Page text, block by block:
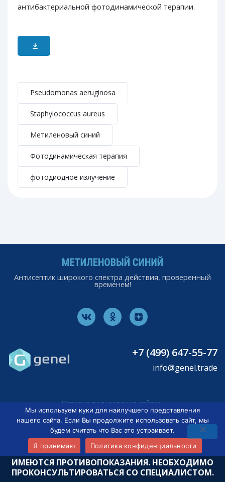
антибактериальной фотодинамической терапии.
Pseudomonas aeruginosa
Staphylococcus aureus
Метиленовый синий
Фотодинамическая терапия
фотодиодное излучение
Антисептик широкого спектра действия, проверенный
временем!
n
o
k
i
i
n
k
+7 (499) 647-55-77
info@genel.trade
© 2026 Genel
Условия пользования сайтом
Политика конфиденциальности
ИМЕЮТСЯ ПРОТИВОПОКАЗАНИЯ. НЕОБХОДИМО
ПРОКОНСУЛЬТИРОВАТЬСЯ СО СПЕЦИАЛИСТОМ.
Мы используем куки для наилучшего представления
нашего сайта. Если Вы продолжите использовать сайт, мы
будем считать что Вас это устраивает.
Я принимаю
Политика конфиденциальности